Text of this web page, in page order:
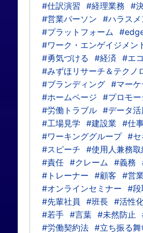
#仕訳演習
#経理業務 #
#営業パーソン
#ハラス
#プラットフォーム
#ワーク・エンゲイジメン
#勇気づける
#経済 #エ
#みずほリサーチ＆テクノ
#ブランディング #マー
#ホームページ
#プロモー
#労働トラブル #データ活
#工場見学 #建設業 #仕
#ワーキンググループ #セ
#スピーチ
#使用人兼務取
#責任 #クレーム #義務
#トレーナー
#顧客
#営
#オンラインセミナー
#段
#先輩社員
#班長 #活性
#若手 #言葉 #未然防止
#労働契約法 #立ち振る舞